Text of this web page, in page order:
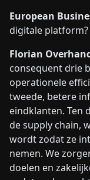
European
digitale platform?
Florian
consequent drie
operationele
tweede, betere
eindklanten. Ten
de supply chain,
wordt zodat ze
nemen. We
doelen en